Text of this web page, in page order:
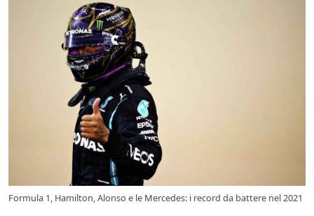
Formula 1, Hamilton, Alonso e le Mercedes: i record da battere nel 2021